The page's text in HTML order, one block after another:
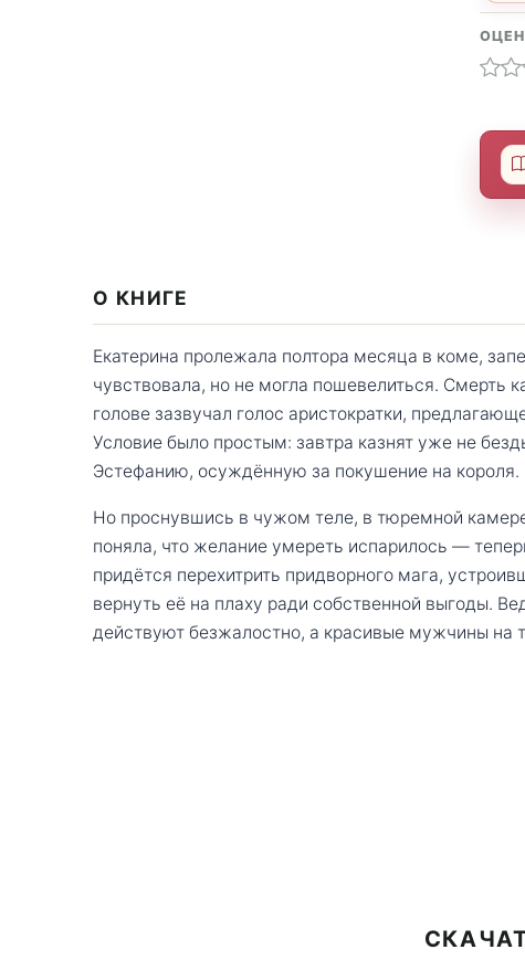
О КНИГЕ
Екатерина пролежала полтора месяца в коме,
чувствовала, но не могла пошевелиться. Смерть
голове зазвучал голос аристократки,
Условие было простым: завтра казнят уже не
Эстефанию, осуждённую за покушение на короля.
Но проснувшись в чужом теле, в тюремной
поняла, что желание умереть испарилось —
придётся перехитрить придворного мага,
вернуть её на плаху ради собственной выгоды.
действуют безжалостно, а красивые мужчины на